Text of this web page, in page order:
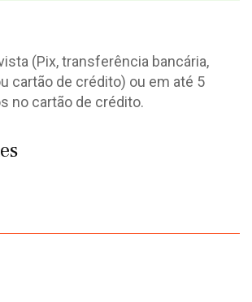
(Pix, transferência bancária,
cartão de crédito) ou em até 5
no cartão de crédito.